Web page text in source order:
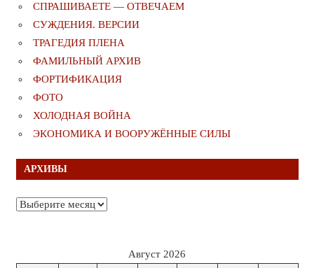
СПРАШИВАЕТЕ — ОТВЕЧАЕМ
СУЖДЕНИЯ. ВЕРСИИ
ТРАГЕДИЯ ПЛЕНА
ФАМИЛЬНЫЙ АРХИВ
ФОРТИФИКАЦИЯ
ФОТО
ХОЛОДНАЯ ВОЙНА
ЭКОНОМИКА И ВООРУЖЁННЫЕ СИЛЫ
АРХИВЫ
Архивы
Август 2026